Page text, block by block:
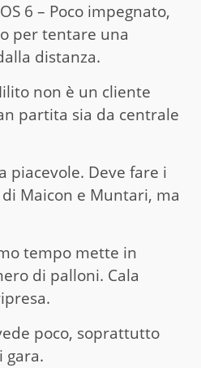
6 – Poco impegnato,
per tentare una
distanza.
non è un cliente
partita sia da centrale
piacevole. Deve fare i
Maicon e Muntari, ma
tempo mette in
di palloni. Cala
poco, soprattutto
gara.